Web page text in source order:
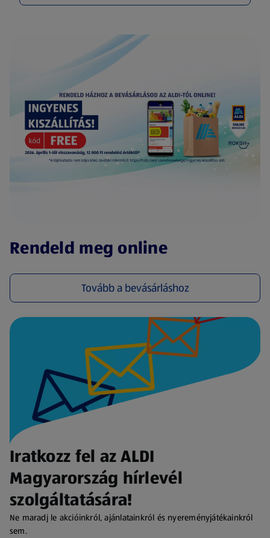
Rendeld meg online
Tovább a bevásárláshoz
(új oldalon nyílik meg)
Iratkozz fel az ALDI
Magyarország hírlevél
szolgáltatására!
Ne maradj le akcióinkról, ajánlatainkról és nyereményjátékainkról
sem.